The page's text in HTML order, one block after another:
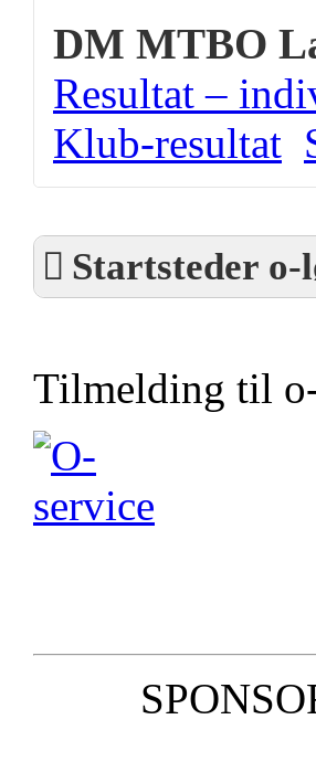
DM MTBO
Resultat –
Klub-resultat
Startsteder o-
Tilmelding til